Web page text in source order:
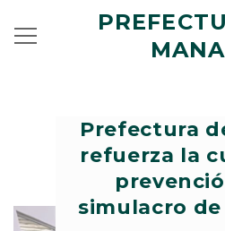
Prefectura
refuerza la
simulacro